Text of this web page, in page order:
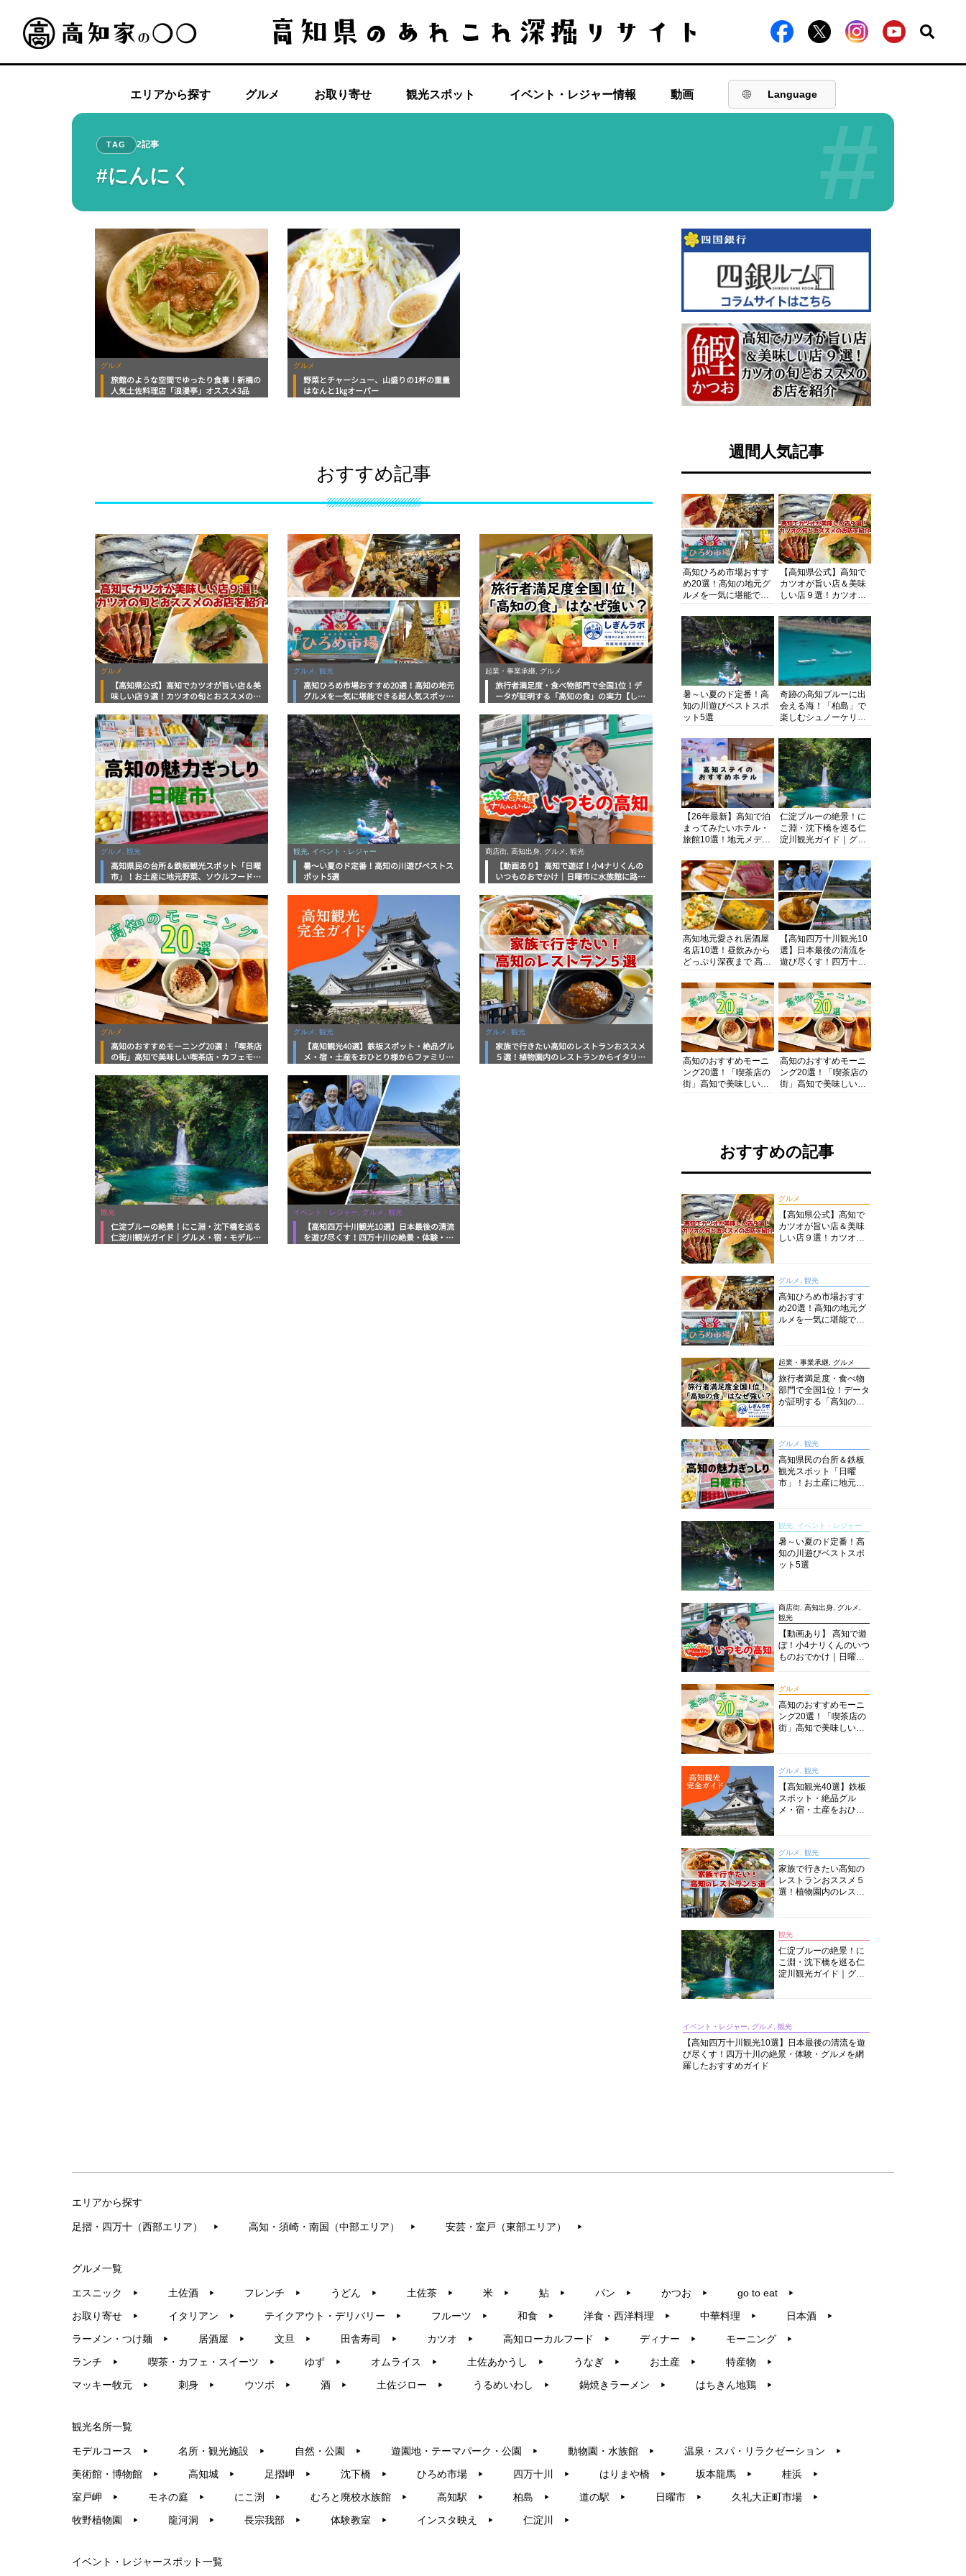
エリアから探す グルメ お取り寄せ 観光スポット イベント・レジャー情報 動画 Language
#
TAG 2記事
#にんにく
グルメ
旅館のような空間でゆったり食事！新橋の
人気土佐料理店「浪漫亭」オススメ3品
グルメ
野菜とチャーシュー、山盛りの1杯の重量
はなんと1㎏オーバー
おすすめ記事
グルメ
【高知県公式】高知でカツオが旨い店＆美
味しい店９選！カツオの旬とおススメのお
グルメ, 観光
高知ひろめ市場おすすめ20選！高知の地元
グルメを一気に堪能できる超人気スポット
起業・事業承継, グルメ
旅行者満足度・食べ物部門で全国1位！デ
ータが証明する「高知の食」の実力【しぎ
グルメ, 観光
高知県民の台所＆鉄板観光スポット「日曜
市」！お土産に地元野菜、ソウルフードま
底解説！
観光, イベント・レジャー
暑～い夏のド定番！高知の川遊びベストス
ポット5選
商店街, 高知出身, グルメ, 観光
【動画あり】 高知で遊ぼ！小4ナリくんの
いつものおでかけ｜日曜市に水族館に路面
グルメ
高知のおすすめモーニング20選！「喫茶店
の街」高知で美味しい喫茶店・カフェモー
グルメ, 観光
【高知観光40選】鉄板スポット・絶品グル
メ・宿・土産をおひとり様からファミリー
グルメ, 観光
家族で行きたい高知のレストランおススメ
５選！植物園内のレストランからイタリア
観光
仁淀ブルーの絶景！にこ淵・沈下橋を巡る
仁淀川観光ガイド｜グルメ・宿・モデルコ
イベント・レジャー, グルメ, 観光
【高知四万十川観光10選】日本最後の清流
を遊び尽くす！四万十川の絶景・体験・グ
週間人気記事
高知ひろめ市場おすす
め20選！高知の地元グ
ルメを一気に堪能でき
底解剖
【高知県公式】高知で
カツオが旨い店＆美味
しい店９選！カツオの
紹介
暑～い夏のド定番！高
知の川遊びベストスポ
ット5選
奇跡の高知ブルーに出
会える海！「柏島」で
楽しむシュノーケリン
浴にキャンプまで透明
度抜群の海の楽園を徹
底紹介
【26年最新】高知で泊
まってみたいホテル・
旅館10選！地元メディ
厳選
仁淀ブルーの絶景！に
こ淵・沈下橋を巡る仁
淀川観光ガイド｜グル
まで完全網羅！
高知地元愛され居酒屋
名店10選！昼飲みから
どっぷり深夜まで 高知
知グルメPro】
【高知四万十川観光10
選】日本最後の清流を
遊び尽くす！四万十川
を網羅したおすすめガ
イド
高知のおすすめモーニ
ング20選！「喫茶店の
街」高知で美味しい喫
高知のおすすめモーニ
ング20選！「喫茶店の
街」高知で美味しい喫
おすすめの記事
グルメ
【高知県公式】高知で
カツオが旨い店＆美味
しい店９選！カツオの
グルメ, 観光
高知ひろめ市場おすす
め20選！高知の地元グ
ルメを一気に堪能でき
起業・事業承継, グルメ
旅行者満足度・食べ物
部門で全国1位！データ
が証明する「高知の
グルメ, 観光
高知県民の台所＆鉄板
観光スポット「日曜
市」！お土産に地元野
説！
観光, イベント・レジャー
暑～い夏のド定番！高
知の川遊びベストスポ
ット5選
商店街, 高知出身, グルメ,
観光
【動画あり】 高知で遊
ぼ！小4ナリくんのいつ
ものおでかけ｜日曜市
グルメ
高知のおすすめモーニ
ング20選！「喫茶店の
街」高知で美味しい喫
グルメ, 観光
【高知観光40選】鉄板
スポット・絶品グル
メ・宿・土産をおひと
グルメ, 観光
家族で行きたい高知の
レストランおススメ５
選！植物園内のレスト
観光
仁淀ブルーの絶景！に
こ淵・沈下橋を巡る仁
淀川観光ガイド｜グル
イベント・レジャー, グルメ, 観光
【高知四万十川観光10選】日本最後の清流を遊
び尽くす！四万十川の絶景・体験・グルメを網
羅したおすすめガイド
エリアから探す
足摺・四万十（西部エリア） ▶︎ 高知・須崎・南国（中部エリア） ▶︎ 安芸・室戸（東部エリア） ▶︎
グルメ一覧
エスニック ▶︎ 土佐酒 ▶︎ フレンチ ▶︎ うどん ▶︎ 土佐茶 ▶︎ 米 ▶︎ 鮎 ▶︎ パン ▶︎ かつお ▶︎ go to eat ▶︎
お取り寄せ ▶︎ イタリアン ▶︎ テイクアウト・デリバリー ▶︎ フルーツ ▶︎ 和食 ▶︎ 洋食・西洋料理 ▶︎ 中華料理 ▶︎ 日本酒 ▶︎
ラーメン・つけ麺 ▶︎ 居酒屋 ▶︎ 文旦 ▶︎ 田舎寿司 ▶︎ カツオ ▶︎ 高知ローカルフード ▶︎ ディナー ▶︎ モーニング ▶︎
ランチ ▶︎ 喫茶・カフェ・スイーツ ▶︎ ゆず ▶︎ オムライス ▶︎ 土佐あかうし ▶︎ うなぎ ▶︎ お土産 ▶︎ 特産物 ▶︎
マッキー牧元 ▶︎ 刺身 ▶︎ ウツボ ▶︎ 酒 ▶︎ 土佐ジロー ▶︎ うるめいわし ▶︎ 鍋焼きラーメン ▶︎ はちきん地鶏 ▶︎
観光名所一覧
モデルコース ▶︎ 名所・観光施設 ▶︎ 自然・公園 ▶︎ 遊園地・テーマパーク・公園 ▶︎ 動物園・水族館 ▶︎ 温泉・スパ・リラクゼーション ▶︎
美術館・博物館 ▶︎ 高知城 ▶︎ 足摺岬 ▶︎ 沈下橋 ▶︎ ひろめ市場 ▶︎ 四万十川 ▶︎ はりまや橋 ▶︎ 坂本龍馬 ▶︎ 桂浜 ▶︎
室戸岬 ▶︎ モネの庭 ▶︎ にこ渕 ▶︎ むろと廃校水族館 ▶︎ 高知駅 ▶︎ 柏島 ▶︎ 道の駅 ▶︎ 日曜市 ▶︎ 久礼大正町市場 ▶︎
牧野植物園 ▶︎ 龍河洞 ▶︎ 長宗我部 ▶︎ 体験教室 ▶︎ インスタ映え ▶︎ 仁淀川 ▶︎
イベント・レジャースポット一覧